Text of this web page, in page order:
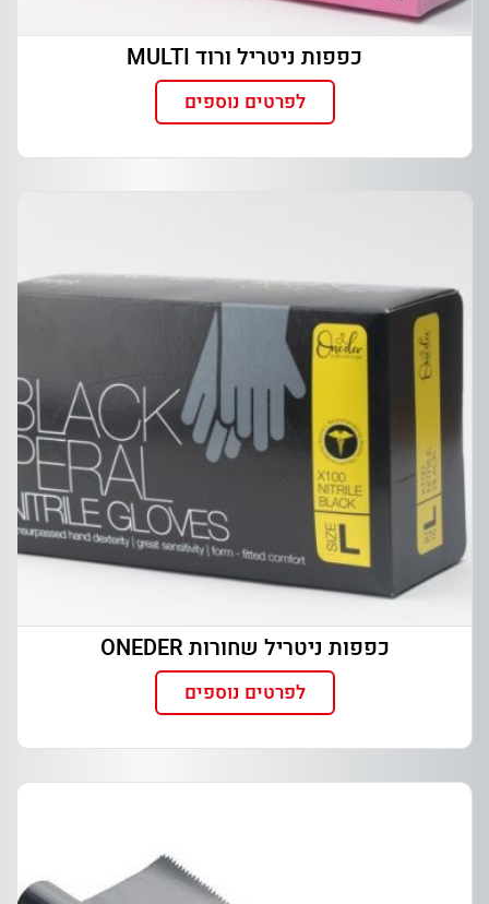
כפפות ניטריל ורוד MULTI
לפרטים נוספים
כפפות ניטריל שחורות ONEDER
לפרטים נוספים